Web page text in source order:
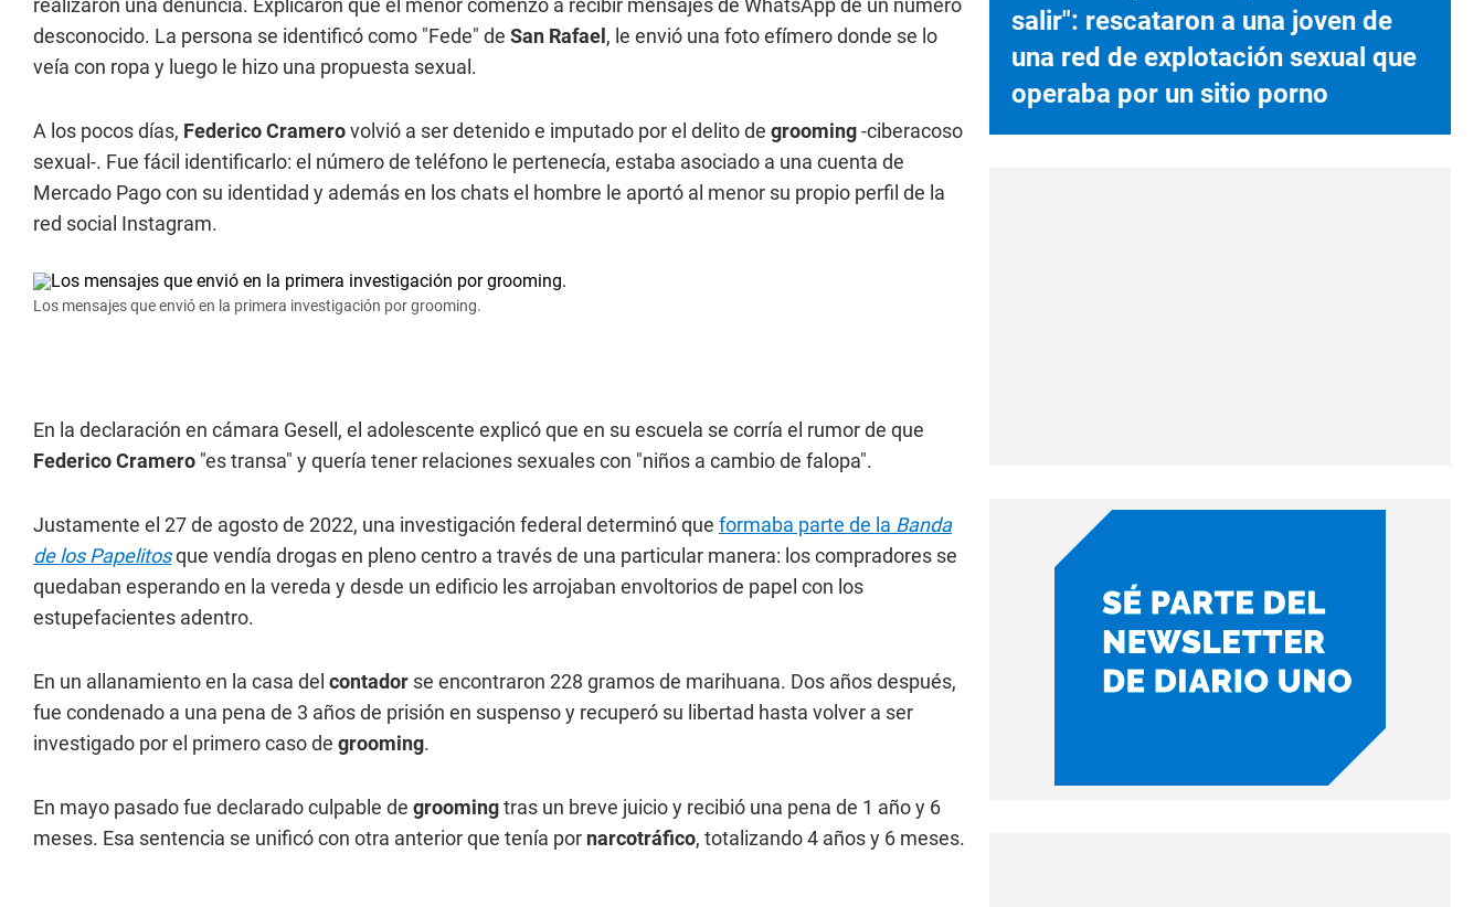
realizaron una denuncia. Explicaron que el menor comenzó a recibir mensajes de WhatsApp de un número
desconocido. La persona se identificó como "Fede" de San Rafael , le envió una foto efímero donde se lo
veía con ropa y luego le hizo una propuesta sexual.
A los pocos días, Federico Cramerovolvió a ser detenido e imputado por el delito de grooming-ciberacoso
sexual-. Fue fácil identificarlo: el número de teléfono le pertenecía, estaba asociado a una cuenta de
Mercado Pago con su identidad y además en los chats el hombre le aportó al menor su propio perfil de la
red social Instagram.
Los mensajes que envió en la primera investigación por grooming.
En la declaración en cámara Gesell, el adolescente explicó que en su escuela se corría el rumor de que
Federico Cramero "es transa" y quería tener relaciones sexuales con "niños a cambio de falopa".
Justamente el 27 de agosto de 2022, una investigación federal determinó que formaba parte de la Banda
de los Papelitosque vendía drogas en pleno centro a través de una particular manera: los compradores se
quedaban esperando en la vereda y desde un edificio les arrojaban envoltorios de papel con los
estupefacientes adentro.
En un allanamiento en la casa del contador se encontraron 228 gramos de marihuana. Dos años después,
fue condenado a una pena de 3 años de prisión en suspenso y recuperó su libertad hasta volver a ser
investigado por el primero caso de grooming.
En mayo pasado fue declarado culpable de groomingtras un breve juicio y recibió una pena de 1 año y 6
meses. Esa sentencia se unificó con otra anterior que tenía por narcotráfico, totalizando 4 años y 6 meses.
salir": rescataron a una joven de
una red de explotación sexual que
operaba por un sitio porno